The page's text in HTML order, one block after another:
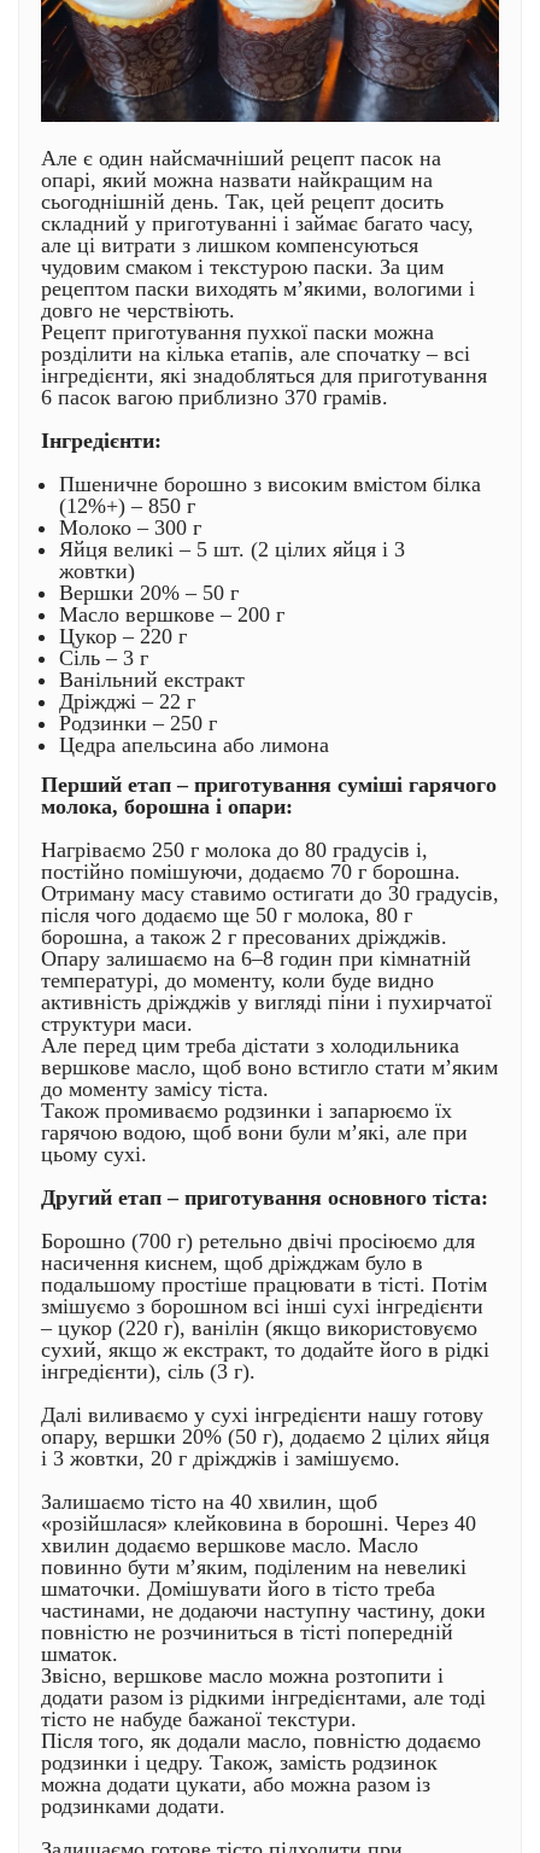
Але є один найсмачніший рецепт пасок на
опарі, який можна назвати найкращим на
сьогоднішній день. Так, цей рецепт досить
складний у приготуванні і займає багато часу,
але ці витрати з лишком компенсуються
чудовим смаком і текстурою паски. За цим
рецептом паски виходять м’якими, вологими і
довго не черствіють.
Рецепт приготування пухкої паски можна
розділити на кілька етапів, але спочатку – всі
інгредієнти, які знадобляться для приготування
6 пасок вагою приблизно 370 грамів.
Інгредієнти:
Пшеничне борошно з високим вмістом білка
(12%+) – 850 г
Молоко – 300 г
Яйця великі – 5 шт. (2 цілих яйця і 3
жовтки)
Вершки 20% – 50 г
Масло вершкове – 200 г
Цукор – 220 г
Сіль – 3 г
Ванільний екстракт
Дріжджі – 22 г
Родзинки – 250 г
Цедра апельсина або лимона
Перший етап – приготування суміші гарячого
молока, борошна і опари:
Нагріваємо 250 г молока до 80 градусів і,
постійно помішуючи, додаємо 70 г борошна.
Отриману масу ставимо остигати до 30 градусів,
після чого додаємо ще 50 г молока, 80 г
борошна, а також 2 г пресованих дріжджів.
Опару залишаємо на 6–8 годин при кімнатній
температурі, до моменту, коли буде видно
активність дріжджів у вигляді піни і пухирчатої
структури маси.
Але перед цим треба дістати з холодильника
вершкове масло, щоб воно встигло стати м’яким
до моменту замісу тіста.
Також промиваємо родзинки і запарюємо їх
гарячою водою, щоб вони були м’які, але при
цьому сухі.
Другий етап – приготування основного тіста:
Борошно (700 г) ретельно двічі просіюємо для
насичення киснем, щоб дріжджам було в
подальшому простіше працювати в тісті. Потім
змішуємо з борошном всі інші сухі інгредієнти
– цукор (220 г), ванілін (якщо використовуємо
сухий, якщо ж екстракт, то додайте його в рідкі
інгредієнти), сіль (3 г).
Далі виливаємо у сухі інгредієнти нашу готову
опару, вершки 20% (50 г), додаємо 2 цілих яйця
і 3 жовтки, 20 г дріжджів і замішуємо.
Залишаємо тісто на 40 хвилин, щоб
«розійшлася» клейковина в борошні. Через 40
хвилин додаємо вершкове масло. Масло
повинно бути м’яким, поділеним на невеликі
шматочки. Домішувати його в тісто треба
частинами, не додаючи наступну частину, доки
повністю не розчиниться в тісті попередній
шматок.
Звісно, вершкове масло можна розтопити і
додати разом із рідкими інгредієнтами, але тоді
тісто не набуде бажаної текстури.
Після того, як додали масло, повністю додаємо
родзинки і цедру. Також, замість родзинок
можна додати цукати, або можна разом із
родзинками додати.